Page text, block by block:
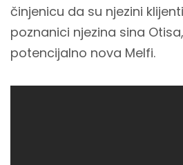
činjenicu da su njezini
poznanici njezina sina
potencijalno nova Melfi.